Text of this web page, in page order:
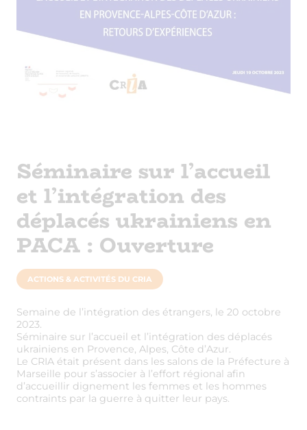
Séminaire sur l’accueil
et l’intégration des
déplacés ukrainiens en
PACA : Ouverture
ACTIONS & ACTIVITÉS DU CRIA
Semaine de l’intégration des étrangers, le 20 octobre
2023.
Séminaire sur l’accueil et l’intégration des déplacés
ukrainiens en Provence, Alpes, Côte d’Azur.
Le CRIA était présent dans les salons de la Préfecture à
Marseille pour s’associer à l’effort régional afin
d’accueillir dignement les femmes et les hommes
contraints par la guerre à quitter leur pays.